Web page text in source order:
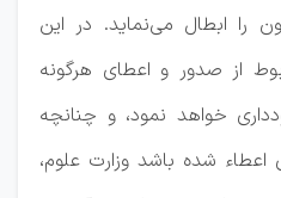
را ابطال می‌نماید. در این
از صدور و اعطای هرگونه
خواهد نمود، و چنانچه
شده باشد وزارت علوم،